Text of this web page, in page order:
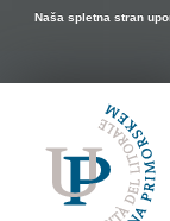
Naša spletna stran